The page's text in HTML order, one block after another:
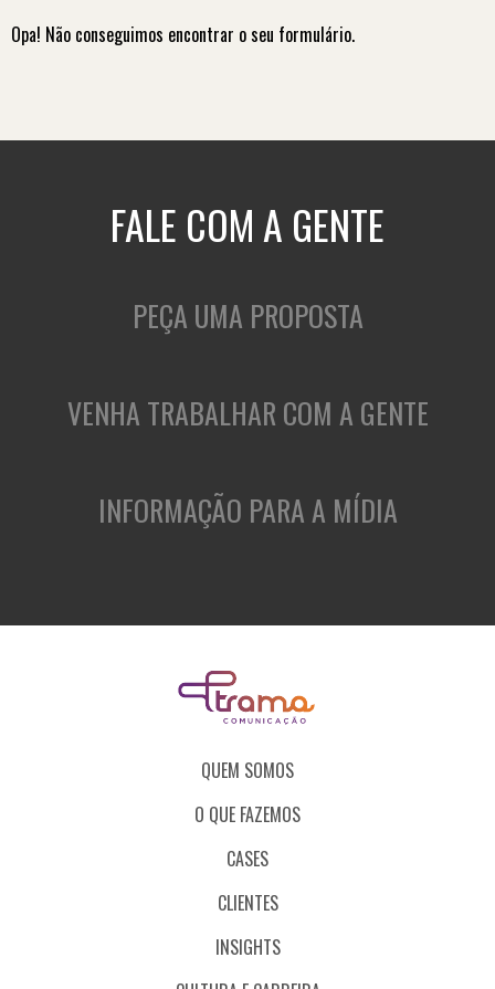
Opa! Não conseguimos encontrar o seu formulário.
FALE COM A GENTE
PEÇA UMA PROPOSTA
VENHA TRABALHAR COM A GENTE
INFORMAÇÃO PARA A MÍDIA
QUEM SOMOS
O QUE FAZEMOS
CASES
CLIENTES
INSIGHTS